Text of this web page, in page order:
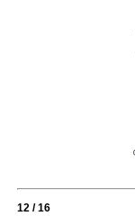
12 / 16